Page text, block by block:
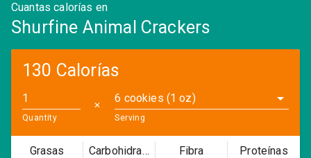
Cuantas calorías en
Shurfine Animal Crackers
130 Calorías
Quantity
✕
6 cookies (1 oz)
Serving
Grasas Carbohidratos Fibra Proteínas